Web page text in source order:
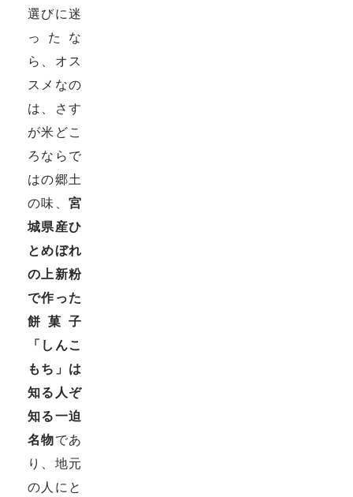
選びに迷
ったな
ら、オス
スメなの
は、さす
が米どこ
ろならで
はの郷土
の味、宮
城県産ひ
とめぼれ
の上新粉
で作った
餅菓子
「しんこ
もち」は
知る人ぞ
知る一迫
名物であ
り、地元
の人にと